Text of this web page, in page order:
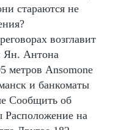
стараются не
возглавит
Ян. Антона
метров Ansomone
и банкоматы
Сообщить об
на